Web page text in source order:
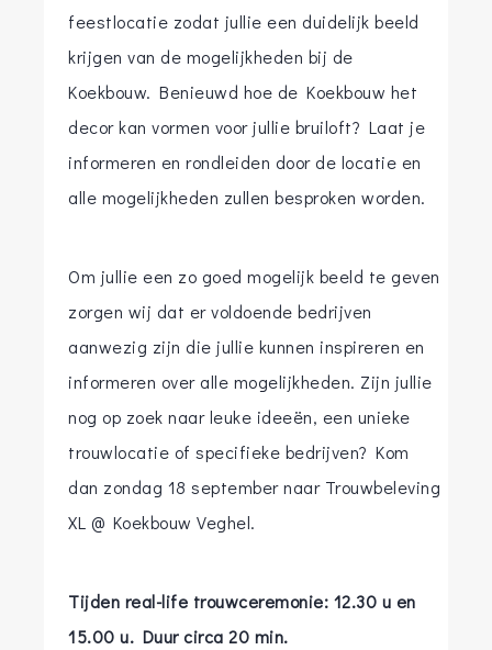
feestlocatie zodat jullie een duidelijk beeld
krijgen van de mogelijkheden bij de
Koekbouw. Benieuwd hoe de Koekbouw het
decor kan vormen voor jullie bruiloft? Laat je
informeren en rondleiden door de locatie en
alle mogelijkheden zullen besproken worden.
Om jullie een zo goed mogelijk beeld te geven
zorgen wij dat er voldoende bedrijven
aanwezig zijn die jullie kunnen inspireren en
informeren over alle mogelijkheden. Zijn jullie
nog op zoek naar leuke ideeën, een unieke
trouwlocatie of specifieke bedrijven? Kom
dan zondag 18 september naar Trouwbeleving
XL @ Koekbouw Veghel.
Tijden real-life trouwceremonie: 12.30 u en
15.00 u. Duur circa 20 min.